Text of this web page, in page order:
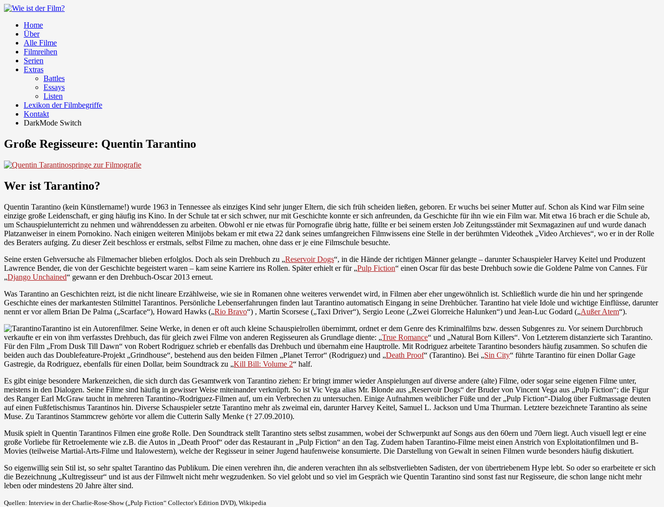
Home
Über
Alle Filme
Filmreihen
Serien
Extras
Battles
Essays
Listen
Lexikon der Filmbegriffe
Kontakt
DarkMode Switch
Große Regisseure: Quentin Tarantino
springe zur Filmografie
Wer ist Tarantino?
Quentin Tarantino (kein Künstlername!) wurde 1963 in Tennessee als einziges Kind sehr junger Eltern, die sich früh scheiden ließen, geboren. Er wuchs bei seiner Mutter auf. Schon als Kind war Film seine
einzige große Leidenschaft, er ging häufig ins Kino. In der Schule tat er sich schwer, nur mit Geschichte konnte er sich anfreunden, da Geschichte für ihn wie ein Film war. Mit etwa 16 brach er die Schule ab,
um Schauspielunterricht zu nehmen und währenddessen zu arbeiten. Obwohl er nie etwas für Pornografie übrig hatte, füllte er bei seinem ersten Job Zeitungsständer mit Sexmagazinen auf und wurde danach
Platzanweiser in einem Pornokino. Nach einigen weiteren Minijobs bekam er mit etwa 22 dank seines umfangreichen Filmwissens eine Stelle in der berühmten Videothek „Video Archieves“, wo er in der Rolle
des Beraters aufging. Zu dieser Zeit beschloss er erstmals, selbst Filme zu machen, ohne dass er je eine Filmschule besuchte.
Seine ersten Gehversuche als Filmemacher blieben erfolglos. Doch als sein Drehbuch zu „Reservoir Dogs“, in die Hände der richtigen Männer gelangte – darunter Schauspieler Harvey Keitel und Produzent
Lawrence Bender, die von der Geschichte begeistert waren – kam seine Karriere ins Rollen. Später erhielt er für „Pulp Fiction“ einen Oscar für das beste Drehbuch sowie die Goldene Palme von Cannes. Für
„Django Unchained“ gewann er den Drehbuch-Oscar 2013 erneut.
Was Tarantino an Geschichten reizt, ist die nicht lineare Erzählweise, wie sie in Romanen ohne weiteres verwendet wird, in Filmen aber eher ungewöhnlich ist. Schließlich wurde die hin und her springende
Geschichte eines der markantesten Stilmittel Tarantinos. Persönliche Lebenserfahrungen finden laut Tarantino automatisch Eingang in seine Drehbücher. Tarantino hat viele Idole und wichtige Einflüsse, darunter
nennt er vor allem Brian De Palma („Scarface“), Howard Hawks („Rio Bravo“) , Martin Scorsese („Taxi Driver“), Sergio Leone („Zwei Glorreiche Halunken“) und Jean-Luc Godard („Außer Atem“).
Tarantino ist ein Autorenfilmer. Seine Werke, in denen er oft auch kleine Schauspielrollen übernimmt, ordnet er dem Genre des Kriminalfilms bzw. dessen Subgenres zu. Vor seinem Durchbruch
verkaufte er ein von ihm verfasstes Drehbuch, das für gleich zwei Filme von anderen Regisseuren als Grundlage diente: „True Romance“ und „Natural Born Killers“. Von Letzterem distanzierte sich Tarantino.
Für den Film „From Dusk Till Dawn“ von Robert Rodriguez schrieb er ebenfalls das Drehbuch und übernahm eine Hauptrolle. Mit Rodriguez arbeitete Tarantino besonders häufig zusammen. So schufen die
beiden auch das Doublefeature-Projekt „Grindhouse“, bestehend aus den beiden Filmen „Planet Terror“ (Rodriguez) und „Death Proof“ (Tarantino). Bei „Sin City“ führte Tarantino für einen Dollar Gage
Gastregie, da Rodriguez, ebenfalls für einen Dollar, beim Soundtrack zu „Kill Bill: Volume 2“ half.
Es gibt einige besondere Markenzeichen, die sich durch das Gesamtwerk von Tarantino ziehen: Er bringt immer wieder Anspielungen auf diverse andere (alte) Filme, oder sogar seine eigenen Filme unter,
meistens in den Dialogen. Seine Filme sind häufig in gewisser Weise miteinander verknüpft. So ist Vic Vega alias Mr. Blonde aus „Reservoir Dogs“ der Bruder von Vincent Vega aus „Pulp Fiction“; die Figur
des Ranger Earl McGraw taucht in mehreren Tarantino-/Rodriguez-Filmen auf, um ein Verbrechen zu untersuchen. Einige Aufnahmen weiblicher Füße und der „Pulp Fiction“-Dialog über Fußmassage deuten
auf einen Fußfetischismus Tarantinos hin. Diverse Schauspieler setzte Tarantino mehr als zweimal ein, darunter Harvey Keitel, Samuel L. Jackson und Uma Thurman. Letztere bezeichnete Tarantino als seine
Muse. Zu Tarantinos Stammcrew gehörte vor allem die Cutterin Sally Menke († 27.09.2010).
Musik spielt in Quentin Tarantinos Filmen eine große Rolle. Den Soundtrack stellt Tarantino stets selbst zusammen, wobei der Schwerpunkt auf Songs aus den 60ern und 70ern liegt. Auch visuell legt er eine
große Vorliebe für Retroelemente wie z.B. die Autos in „Death Proof“ oder das Restaurant in „Pulp Fiction“ an den Tag. Zudem haben Tarantino-Filme meist einen Anstrich von Exploitationfilmen und B-
Movies (teilweise Martial-Arts-Filme und Italowestern), welche der Regisseur in seiner Jugend haufenweise konsumierte. Die Darstellung von Gewalt in seinen Filmen wurde besonders häufig diskutiert.
So eigenwillig sein Stil ist, so sehr spaltet Tarantino das Publikum. Die einen verehren ihn, die anderen verachten ihn als selbstverliebten Sadisten, der von übertriebenem Hype lebt. So oder so erarbeitete er sich
die Bezeichnung „Kultregisseur“ und ist aus der Filmwelt nicht mehr wegzudenken. So viel gelobt und so viel im Gespräch wie Quentin Tarantino sind sonst fast nur Regisseure, die schon lange nicht mehr
leben oder mindestens 20 Jahre älter sind.
Quellen: Interview in der Charlie-Rose-Show („Pulp Fiction“ Collector’s Edition DVD), Wikipedia